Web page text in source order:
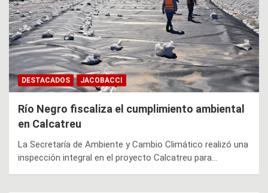
DESTACADOS JACOBACCI
Río Negro fiscaliza el cumplimiento ambiental
en Calcatreu
La Secretaría de Ambiente y Cambio Climático realizó una
inspección integral en el proyecto Calcatreu para…